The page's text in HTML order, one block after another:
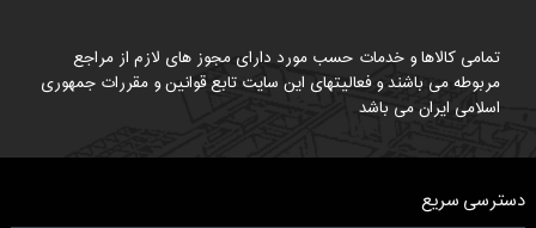
تمامی کالاها و خدمات حسب مورد دارای مجوز های لازم از مراجع
مربوطه می باشند و فعالیتهای این سایت تابع قوانین و مقررات جمهوری
اسلامی ایران می باشد
دسترسی سریع